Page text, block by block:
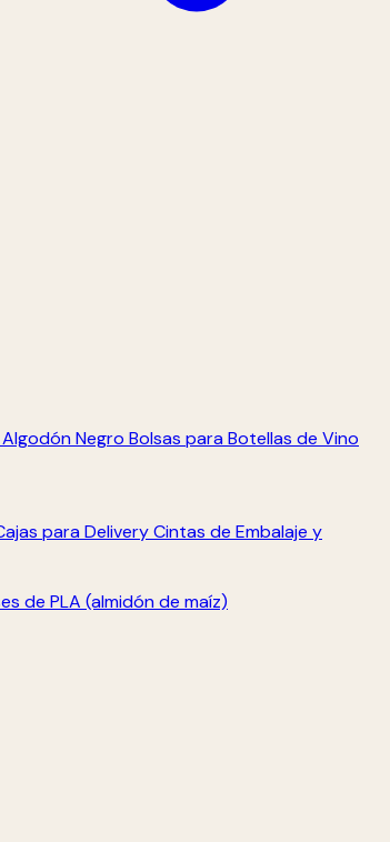
Negro Bolsas para Botellas de Vino
para DeliveryCintas de Embalaje y
de PLA (almidón de maíz)